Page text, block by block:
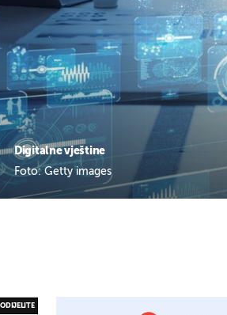
Digitalne vještine
Foto: Getty images